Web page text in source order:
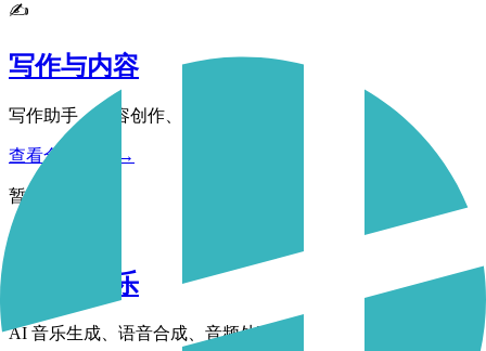
✍️
写作与内容
写作助手、内容创作、文案生成、翻译
查看全部 0 个 →
暂无工具
🎵
音频与音乐
AI 音乐生成、语音合成、音频处理